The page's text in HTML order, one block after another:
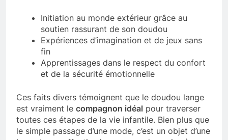
Initiation au monde extérieur grâce au
soutien rassurant de son doudou
Expériences d’imagination et de jeux sans
fin
Apprentissages dans le respect du confort
et de la sécurité émotionnelle
Ces faits divers témoignent que le doudou lange
est vraiment le compagnon idéal pour traverser
toutes ces étapes de la vie infantile. Bien plus que
le simple passage d’une mode, c’est un objet d’une